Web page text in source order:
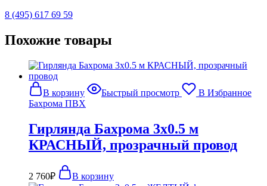
8 (495) 617 69 59
Похожие товары
В корзину Быстрый просмотр
В Избранное
Бахрома ПВХ
Гирлянда Бахрома 3х0.5 м
КРАСНЫЙ, прозрачный провод
2 760₽ В корзину